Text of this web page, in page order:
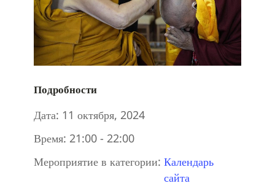
Подробности
Дата: 11 октября, 2024
Время: 21:00 - 22:00
Мероприятие в категории: Календарь
сайта